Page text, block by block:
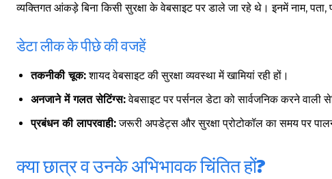
व्यक्तिगत आंकड़े बिना किसी सुरक्षा के वेबसाइट पर डाले जा रहे थे। इनमें नाम,
डेटा लीक के पीछे की वजहें
तकनीकी चूक:शायद वेबसाइट की सुरक्षा व्यवस्था में खामियां रही हों।
अनजाने में गलत सेटिंग्स:वेबसाइट पर पर्सनल डेटा को सार्वजनिक करने वाली
प्रबंधन की लापरवाही:जरूरी अपडेट्स और सुरक्षा प्रोटोकॉल का समय पर
क्या छात्र व उनके अभिभावक चिंतित हों?